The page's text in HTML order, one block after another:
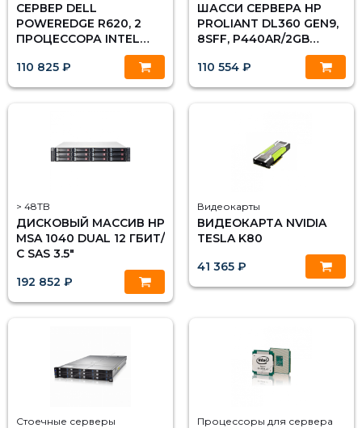
СЕРВЕР DELL
POWEREDGE R620, 2
ПРОЦЕССОРА INTEL
XEON 10C E5-2670V2
2.50GHZ, 64GB DRAM
110 825 ₽
ШАССИ СЕРВЕРА HP
PROLIANT DL360 GEN9,
8SFF, P440AR/2GB
110 554 ₽
> 48TB
ДИСКОВЫЙ МАССИВ HP
MSA 1040 DUAL 12 ГБИТ/
С SAS 3.5"
192 852 ₽
Видеокарты
ВИДЕОКАРТА NVIDIA
TESLA K80
41 365 ₽
Стоечные серверы Процессоры для сервера